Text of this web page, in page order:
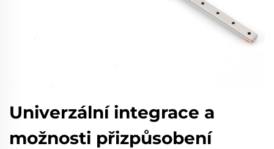
Univerzální integrace a
možnosti přizpůsobení